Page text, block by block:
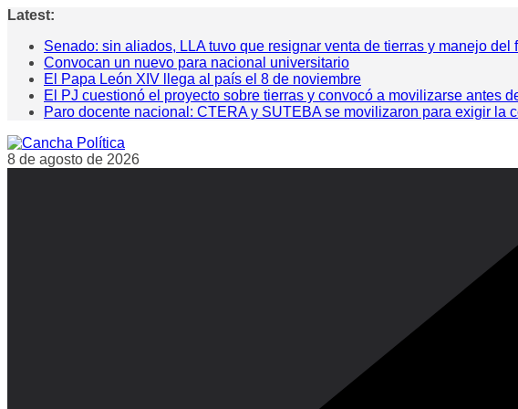
Saltar
contenido
Latest:
Senado: sin aliados, LLA tuvo que resignar venta de tierras y manejo del
Convocan un nuevo para nacional universitario
El Papa León XIV llega al país el 8 de noviembre
El PJ cuestionó el proyecto sobre tierras y convocó a movilizarse antes
Paro docente nacional: CTERA y SUTEBA se movilizaron para exigir la
8 de agosto de 2026